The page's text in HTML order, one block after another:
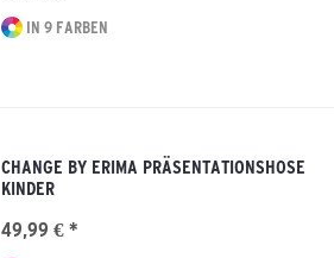
IN 9 FARBEN
CHANGE BY ERIMA PRÄSENTATIONSHOSE
KINDER
49,99 € *